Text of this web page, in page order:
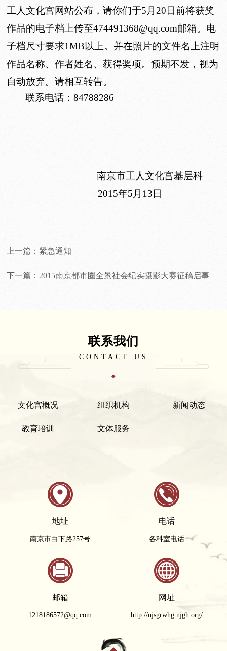
工人文化宫网站公布，请你们于5月20日前将获奖
作品的电子档上传至474491368@qq.com邮箱。电
子档尺寸要求1MB以上。并在照片的文件名上注明
作品名称、作者姓名、获得奖项。预期不发，视为
自动放弃。请相互转告。
联系电话：84788286
南京市工人文化宫基层科
2015年5月 13 日
上一篇：紧急通知
下一篇：2015南京都市圈全景社会纪实摄影大赛征稿启事
联系我们
CONTACT US
文化宫概况 组织机构 新闻动态
教育培训 文体服务
地址
南京市白下路257号
电话
各科室电话
邮箱
1218186572@qq.com
网址
http://njsgrwhg.njgh.org/